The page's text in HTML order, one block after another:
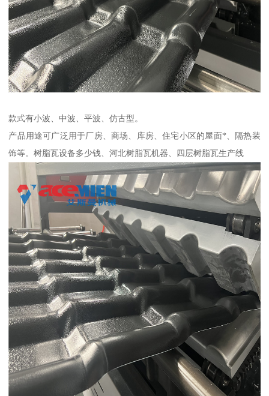
款式有小波、中波、平波、仿古型。
产品用途可广泛用于厂房、商场、库房、住宅小区的屋面*、隔热装
饰等。树脂瓦设备多少钱、河北树脂瓦机器、四层树脂瓦生产线